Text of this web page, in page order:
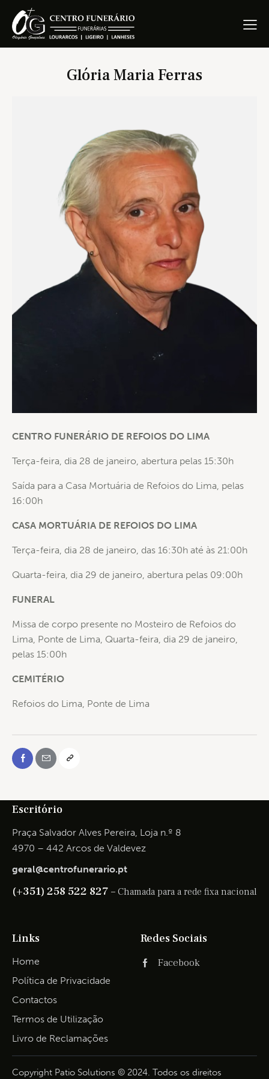
Glória Maria Ferras
CENTRO FUNERÁRIO DE REFOIOS DO LIMA
Terça-feira, dia 28 de janeiro, abertura pelas 15:30h
Saída para a Casa Mortuária de Refoios do Lima, pelas
16:00h
CASA MORTUÁRIA DE REFOIOS DO LIMA
Terça-feira, dia 28 de janeiro, das 16:30h até às 21:00h
Quarta-feira, dia 29 de janeiro, abertura pelas 09:00h
FUNERAL
Missa de corpo presente no Mosteiro de Refoios do
Lima, Ponte de Lima, Quarta-feira, dia 29 de janeiro,
pelas 15:00h
CEMITÉRIO
Refoios do Lima, Ponte de Lima
Escritório
Praça Salvador Alves Pereira, Loja n.º 8
4970 – 442 Arcos de Valdevez
geral@centrofunerario.pt
(+351) 258 522 827 – Chamada para a rede fixa nacional
Links
Home
Política de Privacidade
Contactos
Termos de Utilização
Livro de Reclamações
Redes Sociais
Facebook
Copyright Patio Solutions © 2024. Todos os direitos